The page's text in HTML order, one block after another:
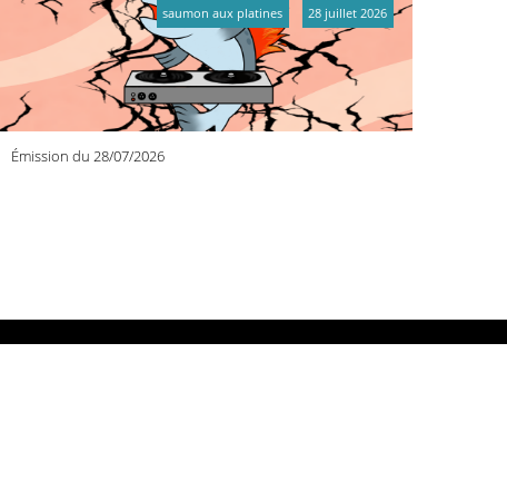
Émission du 28/07/2026
saumon aux platines 28 juillet 2026